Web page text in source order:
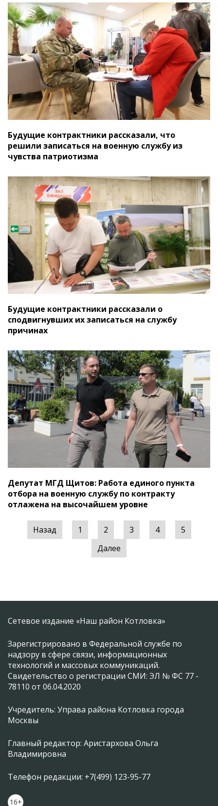
Будущие контрактники рассказали, что
решили записаться на военную службу из
чувства патриотизма
Будущие контрактники рассказали о
сподвигнувших их записаться на службу
причинах
Депутат МГД Щитов: Работа единого пункта
отбора на военную службу по контракту
отлажена на высочайшем уровне
Назад 1 2 3 4
5
Далее
Сетевое издание «Наш район Котловка»
Зарегистрировано в Федеральной службе по
надзору в сфере связи, информационных
технологий и массовых коммуникаций.
Свидетельство о регистрации СМИ: ЭЛ № ФС 77 -
78110 от 06.04.2020
Учредитель: Управа района Котловка города
Москвы
Главный редактор: Аристархова Ольга
Владимировна
Телефон редакции: +7(499) 123-95-77
16+